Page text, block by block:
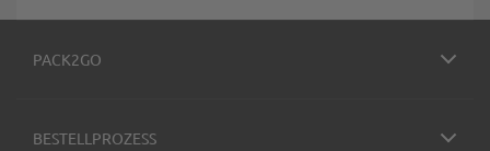
PACK2GO
BESTELLPROZESS